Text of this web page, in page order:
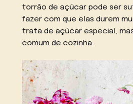
torrão de açúcar pode ser
fazer com que elas durem
trata de açúcar especial,
comum de cozinha.